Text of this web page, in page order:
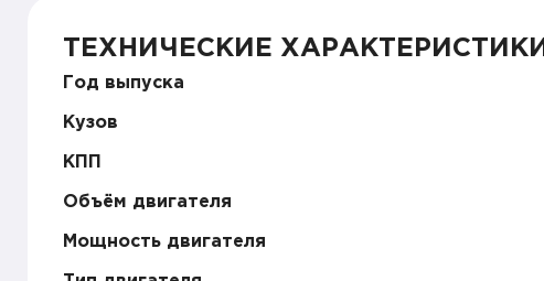
ТЕХНИЧЕСКИЕ ХАРАКТЕРИСТИКИ
Год выпуска
Кузов
КПП
Объём двигателя
Мощность двигателя